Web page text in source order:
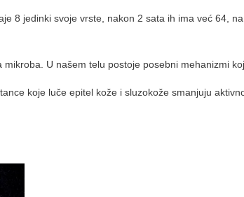
8 jedinki svoje vrste, nakon 2 sata ih ima već 64,
U našem telu postoje posebni mehanizmi
koje luče epitel kože i sluzokože smanjuju